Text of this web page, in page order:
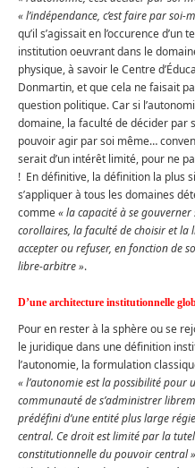
« l’indépendance, c’est faire par soi-
qu’il s’agissait en l’occurence
institution oeuvrant dans le
physique, à savoir le Centre
Donmartin, et que cela ne faisait
question politique. Car si
domaine, la faculté de décider par
pouvoir agir par soi même…
serait d’un intérêt limité, pour ne
! En définitive, la définition la plus
s’appliquer à tous les domaines
comme« la capacité à se
corollaires, la faculté de choisir et la
accepter ou refuser, en fonction de
libre-arbitre ».
D’une architecture institutionnelle
Pour en rester à la sphère ou se
le juridique dans une définition
l’autonomie, la formulation
« l’autonomie est la possibilité pour
communauté de s’administrer
prédéfini d’une entité plus large
central. Ce droit est limité par la
constitutionnelle du pouvoir central »